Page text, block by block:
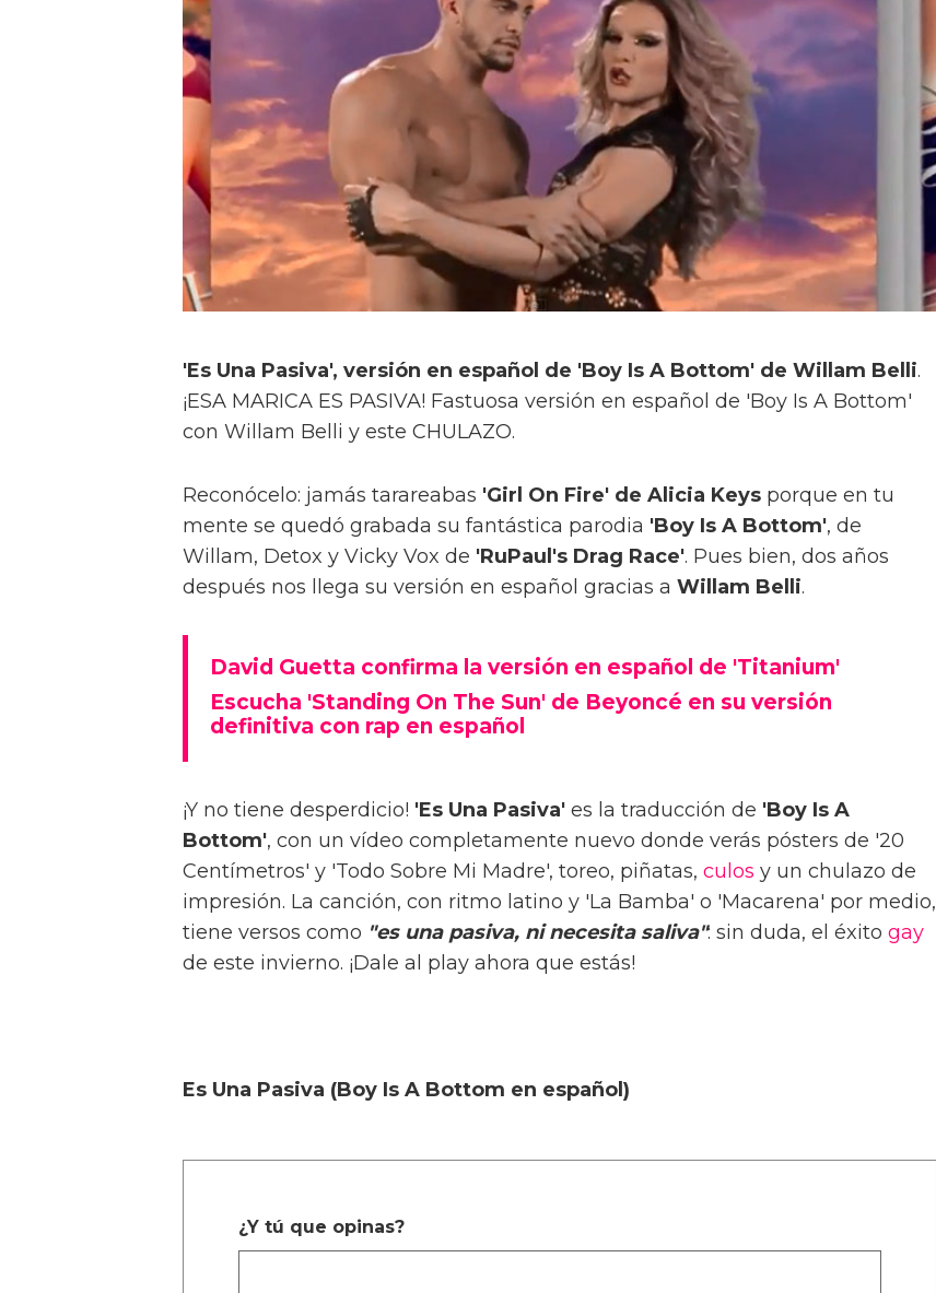
'Es Una Pasiva', versión en español de 'Boy Is A Bottom' de Willam Belli.
¡ESA MARICA ES PASIVA! Fastuosa versión en español de 'Boy Is A Bottom'
con Willam Belli y este CHULAZO.
Reconócelo: jamás tarareabas 'Girl On Fire' de Alicia Keys porque en tu
mente se quedó grabada su fantástica parodia 'Boy Is A Bottom', de
Willam, Detox y Vicky Vox de 'RuPaul's Drag Race'. Pues bien, dos años
después nos llega su versión en español gracias a Willam Belli.
David Guetta confirma la versión en español de 'Titanium'
Escucha 'Standing On The Sun' de Beyoncé en su versión
definitiva con rap en español
¡Y no tiene desperdicio! 'Es Una Pasiva' es la traducción de 'Boy Is A
Bottom', con un vídeo completamente nuevo donde verás pósters de '20
Centímetros' y 'Todo Sobre Mi Madre', toreo, piñatas, culos y un chulazo de
impresión. La canción, con ritmo latino y 'La Bamba' o 'Macarena' por medio,
tiene versos como "es una pasiva, ni necesita saliva": sin duda, el éxito gay
de este invierno. ¡Dale al play ahora que estás!
Es Una Pasiva (Boy Is A Bottom en español)
¿Y tú que opinas?